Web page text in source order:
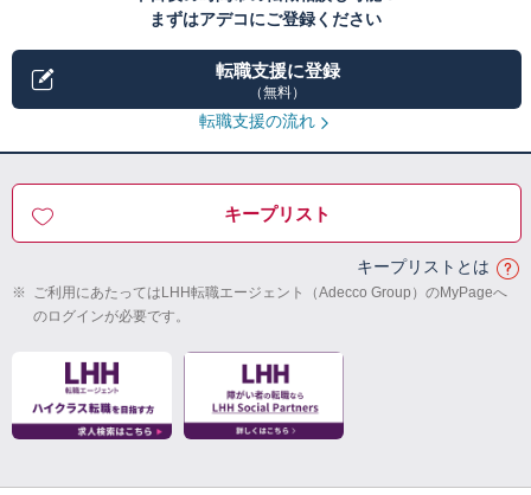
まずはアデコにご登録ください
転職支援に登録
（無料）
転職支援の流れ
キープリスト
キープリストとは
※ ご利用にあたってはLHH転職エージェント（Adecco Group）のMyPageへ
のログインが必要です。